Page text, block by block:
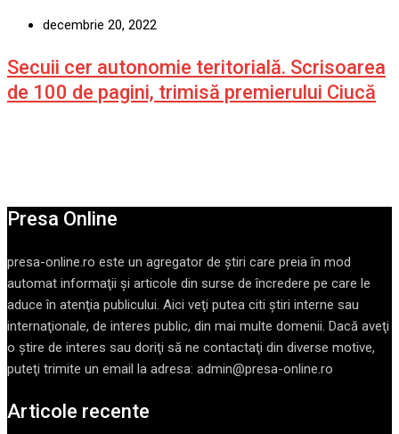
decembrie 20, 2022
Secuii cer autonomie teritorială. Scrisoarea
de 100 de pagini, trimisă premierului Ciucă
Presa Online
presa-online.ro este un agregator de ştiri care preia în mod
automat informaţii şi articole din surse de încredere pe care le
aduce în atenţia publicului. Aici veţi putea citi ştiri interne sau
internaţionale, de interes public, din mai multe domenii. Dacă aveţi
o ştire de interes sau doriţi să ne contactaţi din diverse motive,
puteţi trimite un email la adresa: admin@presa-online.ro
Articole recente